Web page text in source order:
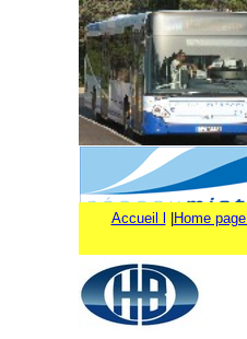
Accueil l Home page